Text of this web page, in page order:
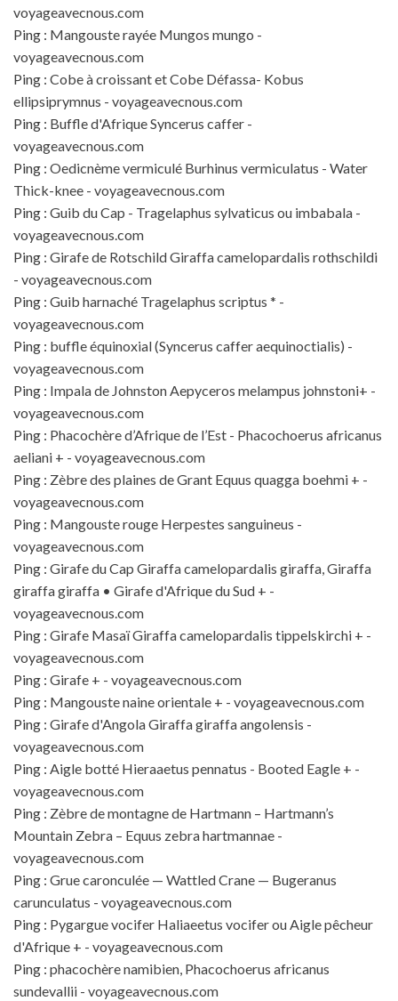
voyageavecnous.com
Ping : Mangouste rayée Mungos mungo -
voyageavecnous.com
Ping : Cobe à croissant et Cobe Défassa- Kobus
ellipsiprymnus - voyageavecnous.com
Ping : Buffle d'Afrique Syncerus caffer -
voyageavecnous.com
Ping : Oedicnème vermiculé Burhinus vermiculatus - Water
Thick-knee - voyageavecnous.com
Ping : Guib du Cap - Tragelaphus sylvaticus ou imbabala -
voyageavecnous.com
Ping : Girafe de Rotschild Giraffa camelopardalis rothschildi
- voyageavecnous.com
Ping : Guib harnaché Tragelaphus scriptus * -
voyageavecnous.com
Ping : buffle équinoxial (Syncerus caffer aequinoctialis) -
voyageavecnous.com
Ping : Impala de Johnston Aepyceros melampus johnstoni+ -
voyageavecnous.com
Ping : Phacochère d’Afrique de l’Est - Phacochoerus africanus
aeliani + - voyageavecnous.com
Ping : Zèbre des plaines de Grant Equus quagga boehmi + -
voyageavecnous.com
Ping : Mangouste rouge Herpestes sanguineus -
voyageavecnous.com
Ping : Girafe du Cap Giraffa camelopardalis giraffa, Giraffa
giraffa giraffa • Girafe d'Afrique du Sud + -
voyageavecnous.com
Ping : Girafe Masaï Giraffa camelopardalis tippelskirchi + -
voyageavecnous.com
Ping : Girafe + - voyageavecnous.com
Ping : Mangouste naine orientale + - voyageavecnous.com
Ping : Girafe d'Angola Giraffa giraffa angolensis -
voyageavecnous.com
Ping : Aigle botté Hieraaetus pennatus - Booted Eagle + -
voyageavecnous.com
Ping : Zèbre de montagne de Hartmann – Hartmann’s
Mountain Zebra – Equus zebra hartmannae -
voyageavecnous.com
Ping : Grue caronculée — Wattled Crane — Bugeranus
carunculatus - voyageavecnous.com
Ping : Pygargue vocifer Haliaeetus vocifer ou Aigle pêcheur
d'Afrique + - voyageavecnous.com
Ping : phacochère namibien, Phacochoerus africanus
sundevallii - voyageavecnous.com